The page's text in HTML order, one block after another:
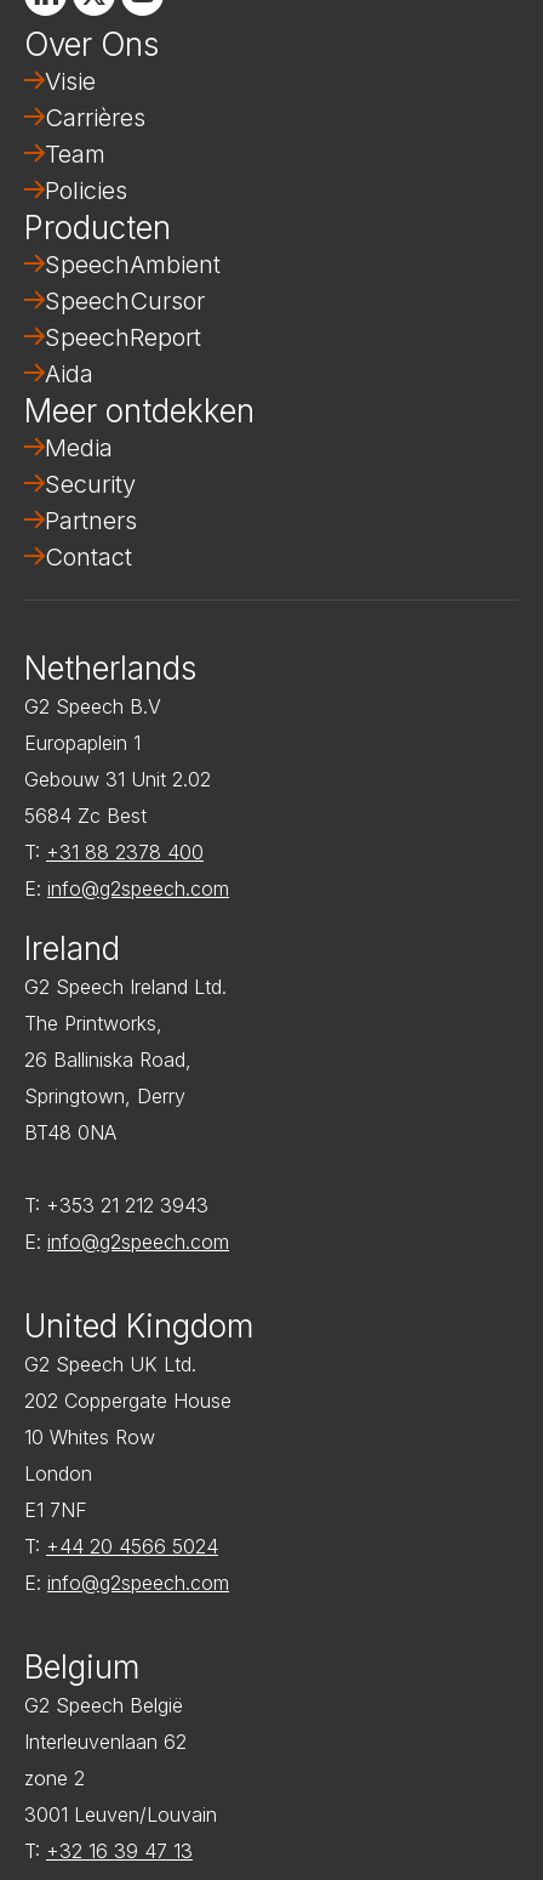
Over Ons
Visie
Carrières
Team
Policies
Producten
SpeechAmbient
SpeechCursor
SpeechReport
Aida
Meer ontdekken
Media
Security
Partners
Contact
Netherlands
G2 Speech B.V
Europaplein 1
Gebouw 31 Unit 2.02
5684 Zc Best
T: +31 88 2378 400
E: info@g2speech.com
Ireland
G2 Speech Ireland Ltd.
The Printworks,
26 Balliniska Road,
Springtown, Derry
BT48 0NA
T: +353 21 212 3943
E: info@g2speech.com
United Kingdom
G2 Speech UK Ltd.
202 Coppergate House
10 Whites Row
London
E1 7NF
T: +44 20 4566 5024
E: info@g2speech.com
Belgium
G2 Speech België
Interleuvenlaan 62
zone 2
3001 Leuven/Louvain
T: +32 16 39 47 13